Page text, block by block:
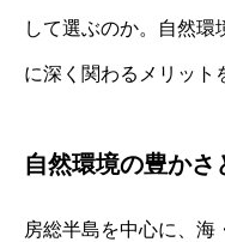
して選ぶのか。自然環
に深く関わるメリット
自然環境の豊かさ
房総半島を中心に、海